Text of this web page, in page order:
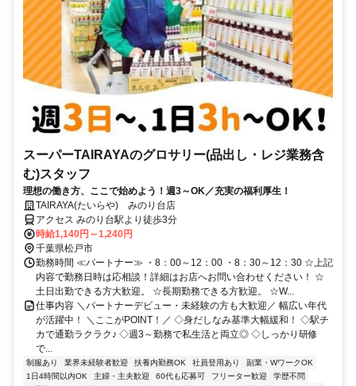
スーパーTAIRAYAのグロサリー(品出し・レジ業務含
む)スタッフ
理想の働き方、ここで始めよう！週3～OK／充実の福利厚生！
TAIRAYA(たいらや) みのり台店
アクセス みのり台駅より徒歩3分
時給1,140円～1,240円
千葉県松戸市
勤務時間 ≪パートナー≫ ・8：00～12：00 ・8：30～12：30 ☆上記
内容で勤務日時は応相談！詳細はお店へお問い合わせください！ ☆
土日出勤できる方大歓迎。 ☆長期勤務できる方歓迎。 ☆W...
仕事内容 ＼パートナーデビュー・未経験の方も大歓迎／ 幅広い年代
が活躍中！ ＼ここがPOINT！／ ◇身だしなみ基準大幅緩和！ ◇駅チ
カで通勤ラクラク♪ ◇週3～勤務で私生活と両立◎ ◇しっかり研修
で...
制服あり 業界未経験者歓迎 扶養内勤務OK 社員登用あり
副業・WワークOK
1日4時間以内OK
主婦・主夫歓迎 60代も応募可 フリーター歓迎
学歴不問